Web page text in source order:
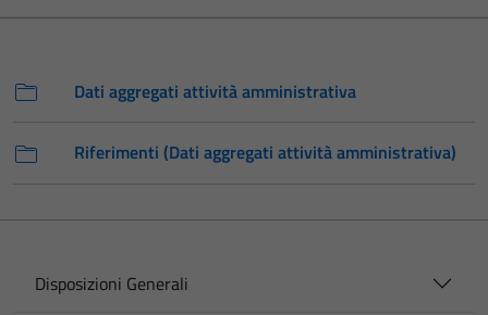
Dati aggregati attività amministrativa
Riferimenti (Dati aggregati attività amministrativa)
Disposizioni Generali